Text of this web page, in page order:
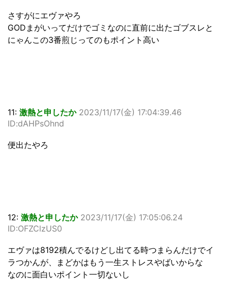
さすがにエヴァやろ
GODまがいってだけでゴミなのに直前に出たゴブスレと
にゃんこの3番煎じってのもポイント高い
11: 激熱と申したか 2023/11/17(金) 17:04:39.46
ID:dAHPsOhnd
便出たやろ
12: 激熱と申したか 2023/11/17(金) 17:05:06.24
ID:OFZClzUS0
エヴァは8192積んでるけどし出てる時つまらんだけでイ
ラつかんが、まどかはもう一生ストレスやばいからな
なのに面白いポイント一切ないし